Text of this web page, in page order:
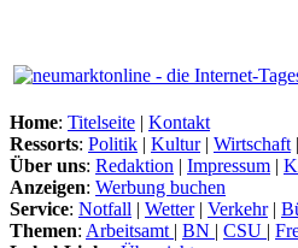
Home: Titelseite | Kontakt
Ressorts: Politik | Kultur| Wirtschaft |
Über uns: Redaktion | Impressum |
Anzeigen: Werbung buchen
Service: Notfall | Wetter| Verkehr|
Themen: Arbeitsamt | BN | CSU |